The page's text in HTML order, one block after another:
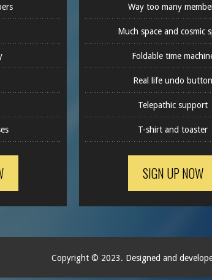
Way too many
Much space and cosmic
Foldable time
Real life undo button
Telepathic support
T-shirt and toaster
SIGN UP NOW
Copyright © 2023. Designed and